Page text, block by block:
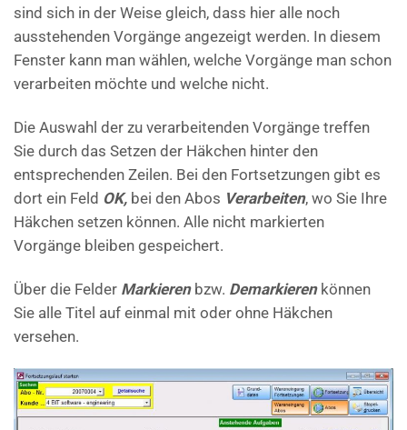
sind sich in der Weise gleich, dass hier alle noch
ausstehenden Vorgänge angezeigt werden. In diesem
Fenster kann man wählen, welche Vorgänge man schon
verarbeiten möchte und welche nicht.
Die Auswahl der zu verarbeitenden Vorgänge treffen
Sie durch das Setzen der Häkchen hinter den
entsprechenden Zeilen. Bei den Fortsetzungen gibt es
dort ein Feld OK, bei den Abos Verarbeiten, wo Sie Ihre
Häkchen setzen können. Alle nicht markierten
Vorgänge bleiben gespeichert.
Über die Felder Markierenbzw. Demarkierenkönnen
Sie alle Titel auf einmal mit oder ohne Häkchen
versehen.